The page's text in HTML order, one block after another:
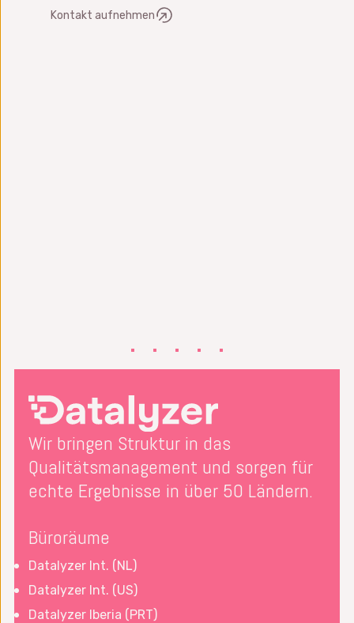
Kontakt aufnehmen
Wir bringen Struktur in das
Qualitätsmanagement und sorgen für
echte Ergebnisse in über 50 Ländern.
Büroräume
Datalyzer Int. (NL)
Datalyzer Int. (US)
Datalyzer Iberia (PRT)